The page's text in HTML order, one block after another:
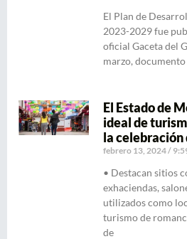
El Plan de
2023-2029 fue
oficial Gaceta del
marzo,
El Estado de
ideal de
la celebración
febrero 13, 2024
• Destacan sitios
exhaciendas,
utilizados como
turismo de
de